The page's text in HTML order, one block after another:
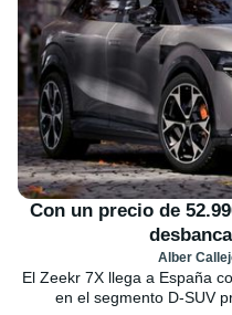
Con un precio de
Alber
El Zeekr 7X llega a España
en el segmento D-SUV